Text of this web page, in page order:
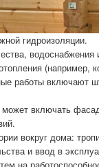
гидроизоляции.
водоснабжения
(например,
работы включают
включать
вокруг дома:
и ввод в